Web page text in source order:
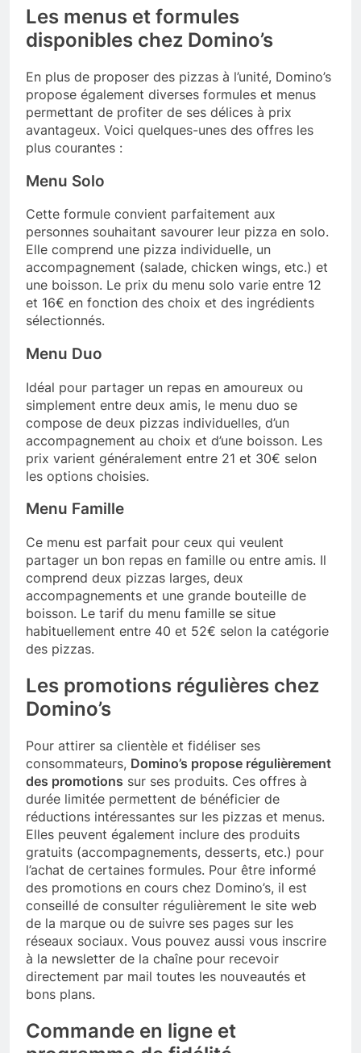
Les menus et formules
disponibles chez Domino’s
En plus de proposer des pizzas à l’unité, Domino’s
propose également diverses formules et menus
permettant de profiter de ses délices à prix
avantageux. Voici quelques-unes des offres les
plus courantes :
Menu Solo
Cette formule convient parfaitement aux
personnes souhaitant savourer leur pizza en solo.
Elle comprend une pizza individuelle, un
accompagnement (salade, chicken wings, etc.) et
une boisson. Le prix du menu solo varie entre 12
et 16€ en fonction des choix et des ingrédients
sélectionnés.
Menu Duo
Idéal pour partager un repas en amoureux ou
simplement entre deux amis, le menu duo se
compose de deux pizzas individuelles, d’un
accompagnement au choix et d’une boisson. Les
prix varient généralement entre 21 et 30€ selon
les options choisies.
Menu Famille
Ce menu est parfait pour ceux qui veulent
partager un bon repas en famille ou entre amis. Il
comprend deux pizzas larges, deux
accompagnements et une grande bouteille de
boisson. Le tarif du menu famille se situe
habituellement entre 40 et 52€ selon la catégorie
des pizzas.
Les promotions régulières chez
Domino’s
Pour attirer sa clientèle et fidéliser ses
consommateurs, Domino’s propose régulièrement
des promotions sur ses produits. Ces offres à
durée limitée permettent de bénéficier de
réductions intéressantes sur les pizzas et menus.
Elles peuvent également inclure des produits
gratuits (accompagnements, desserts, etc.) pour
l’achat de certaines formules. Pour être informé
des promotions en cours chez Domino’s, il est
conseillé de consulter régulièrement le site web
de la marque ou de suivre ses pages sur les
réseaux sociaux. Vous pouvez aussi vous inscrire
à la newsletter de la chaîne pour recevoir
directement par mail toutes les nouveautés et
bons plans.
Commande en ligne et